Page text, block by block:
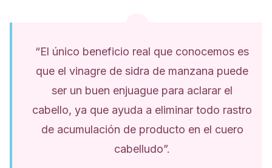
“El único beneficio real que conocemos es
que el vinagre de sidra de manzana puede
ser un buen enjuague para aclarar el
cabello, ya que ayuda a eliminar todo rastro
de acumulación de producto en el cuero
cabelludo”.